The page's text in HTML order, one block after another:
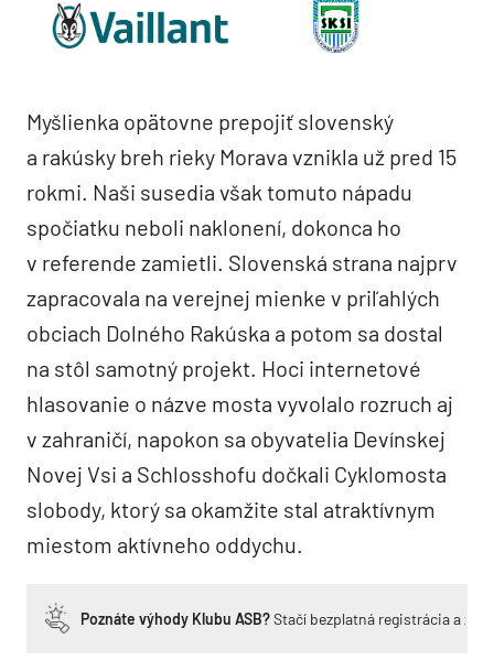
Myšlienka opätovne prepojiť slovenský
a rakúsky breh rieky Morava vznikla už pred 15
rokmi. Naši susedia však tomuto nápadu
spočiatku neboli naklonení, dokonca ho
v referende zamietli. Slovenská strana najprv
zapracovala na verejnej mienke v priľahlých
obciach Dolného Rakúska a potom sa dostal
na stôl samotný projekt. Hoci internetové
hlasovanie o názve mosta vyvolalo rozruch aj
v zahraničí, napokon sa obyvatelia Devínskej
Novej Vsi a Schlosshofu dočkali Cyklomosta
slobody, ktorý sa okamžite stal atraktívnym
miestom aktívneho oddychu.
Poznáte výhody Klubu ASB?Stačí bezplatná registrácia a